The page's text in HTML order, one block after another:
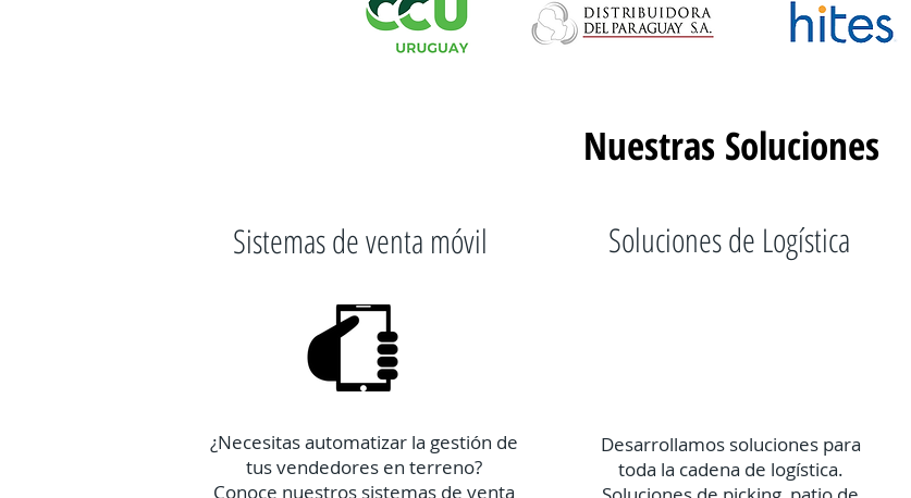
Nuestras Soluciones
Sistemas de venta móvil
¿Necesitas automatizar la gestión de
tus vendedores en terreno?
Conoce nuestros sistemas de venta
Soluciones de Logística
Desarrollamos soluciones para
toda la cadena de logística.